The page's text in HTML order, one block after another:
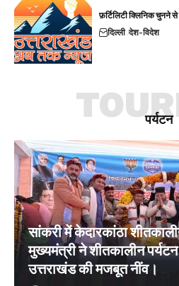
फ़र्टिलिटी क्लिनिक चुनने से
दिल्ली देश-विदेश
पर्यटन
सांकरी में केदारकांठा
मुख्यमंत्री ने शीतकालीन
उत्तराखंड की मजबूत नींव।